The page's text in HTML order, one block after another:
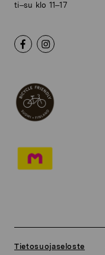
ti–su klo 11–17
Tietosuojaseloste